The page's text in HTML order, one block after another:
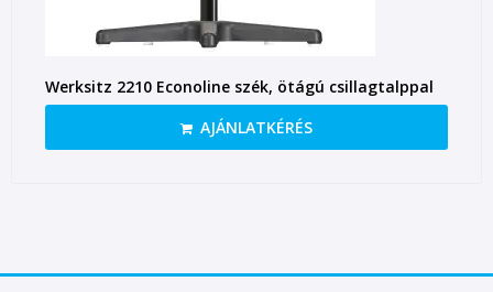
Werksitz 2210 Econoline szék, ötágú csillagtalppal
AJÁNLATKÉRÉS